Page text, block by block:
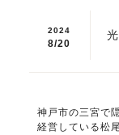
2024
8/20
神戸市の三宮で
経営している松